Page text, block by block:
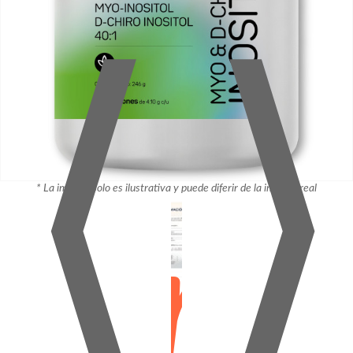
* La imagen solo es ilustrativa y puede diferir de la imagen real
⟨⟩